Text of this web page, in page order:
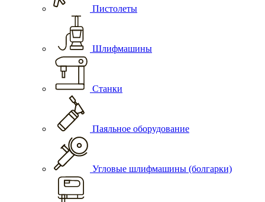
Пистолеты
Шлифмашины
Станки
Паяльное оборудование
Угловые шлифмашины (болгарки)